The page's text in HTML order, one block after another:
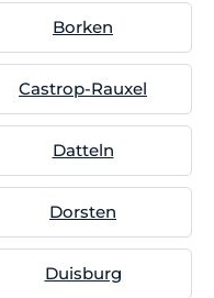
Borken
Castrop-Rauxel
Datteln
Dorsten
Duisburg